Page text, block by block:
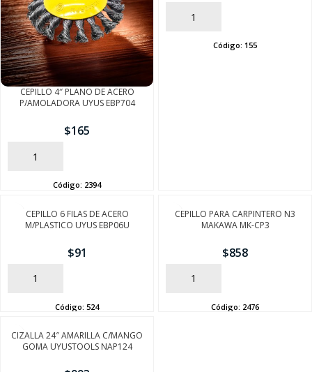
CEPILLO 4″ PLANO DE ACERO
P/AMOLADORA UYUS EBP704
$165
AÑADIR
Código: 2394
AÑADIR
Código: 155
CEPILLO 6 FILAS DE ACERO
M/PLASTICO UYUS EBP06U
$91
AÑADIR
Código: 524
CEPILLO PARA CARPINTERO N3
MAKAWA MK-CP3
$858
AÑADIR
Código: 2476
CIZALLA 24″ AMARILLA C/MANGO
GOMA UYUSTOOLS NAP124
SEGUÍ COMPRANDO